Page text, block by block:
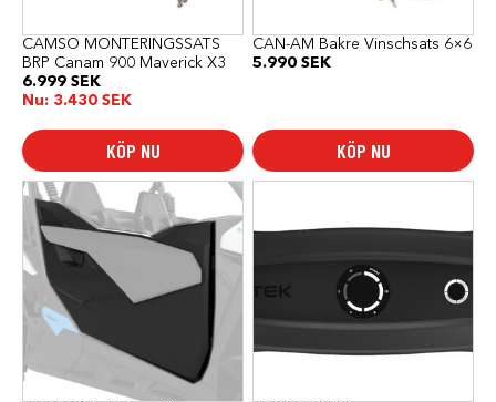
CAMSO MONTERINGSSATS
BRP Canam 900 Maverick X3
6.999 SEK
Nu: 3.430 SEK
KÖP NU
CAN-AM Bakre Vinschsats 6×6
5.990 SEK
KÖP NU